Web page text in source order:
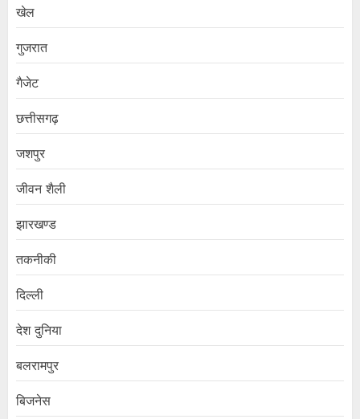
खेल
गुजरात
गैजेट
छत्तीसगढ़
जशपुर
जीवन शैली
झारखण्ड
तकनीकी
दिल्ली
देश दुनिया
बलरामपुर
बिजनेस